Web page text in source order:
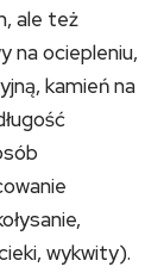
ale też
na ociepleniu,
kamień na
wykwity).